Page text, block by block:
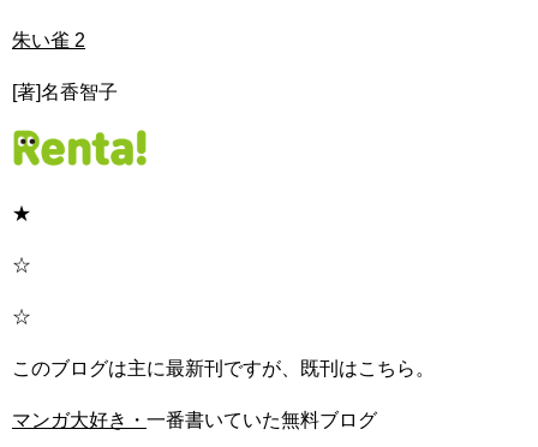
朱い雀 2
[著]名香智子
★
☆
☆
このブログは主に最新刊ですが、既刊はこちら。
マンガ大好き・ 一番書いていた無料ブログ